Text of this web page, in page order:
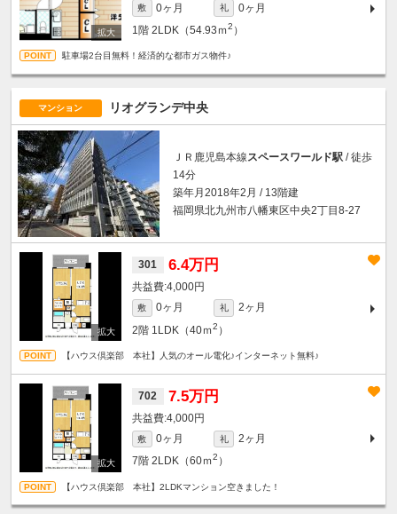
敷 0ヶ月 礼
0ヶ月
1階 2LDK（54.93ｍ2 ）
駐車場2台目無料！経済的な都市ガス物件♪
マンション リオグランデ中央
ＪＲ鹿児島本線スペースワールド駅 / 徒歩
14分
築年月2018年2月 / 13階建
福岡県北九州市八幡東区中央2丁目8-27
301 6.4万円
4,000円
敷 0ヶ月 礼
2ヶ月
2階 1LDK（40ｍ2 ）
【ハウス倶楽部 本社】人気のオール電化♪インターネット無料♪
702 7.5万円
4,000円
敷 0ヶ月 礼
2ヶ月
7階 2LDK（60ｍ2 ）
【ハウス倶楽部 本社】2LDKマンション空きました！